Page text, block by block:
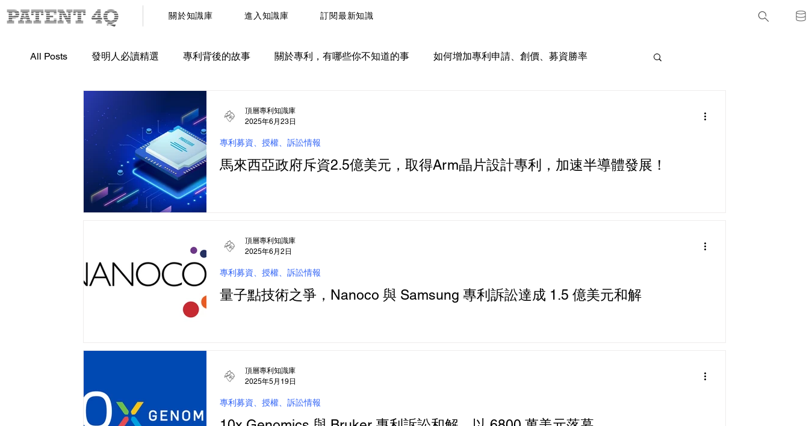
關於知識庫 進入知識庫 訂閱最新知識
All Posts 發明人必讀精選 專利背後的故事 關於專利，有哪些你不知道的事 如何增加專利申請、創價、募資勝率
專利募資、授權、訴訟情報
馬來西亞政府斥資2.5億美元，取得Arm晶片設計專利，加速半導體發展！
專利募資、授權、訴訟情報
頂層專利知識庫
2025年6月23日
量子點技術之爭，Nanoco 與 Samsung 專利訴訟達成 1.5 億美元和解
專利募資、授權、訴訟情報
頂層專利知識庫
2025年6月2日
專利募資、授權、訴訟情報
頂層專利知識庫
2025年5月19日